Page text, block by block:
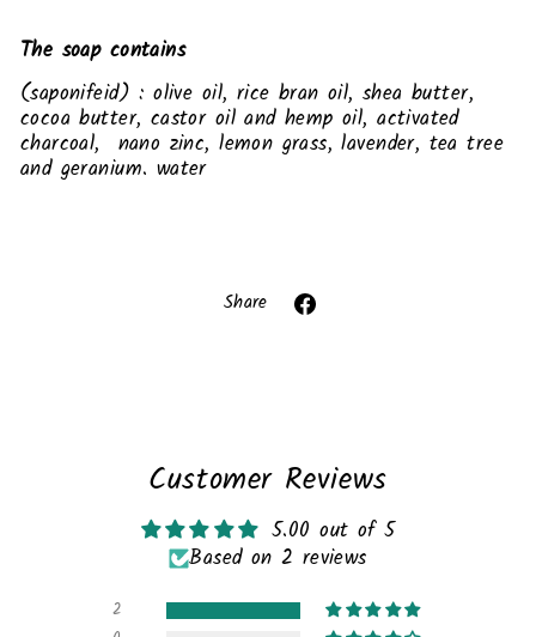
The soap contains
(saponifeid) : olive oil, rice bran oil, shea butter,
cocoa butter, castor oil and hemp oil, activated
charcoal, nano zinc, lemon grass, lavender, tea tree
and geranium. water
invalid url input
Share
Customer Reviews
5.00 out of 5
Based on 2 reviews
2